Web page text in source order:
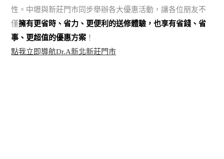
性。中壢與新莊門市同步舉辦各大優惠活動，讓各位朋友不
僅擁有更省時、省力、更便利的送修體驗，也享有省錢、省
事、更超值的優惠方案 ！
點我立即導航Dr.A新北新莊門市